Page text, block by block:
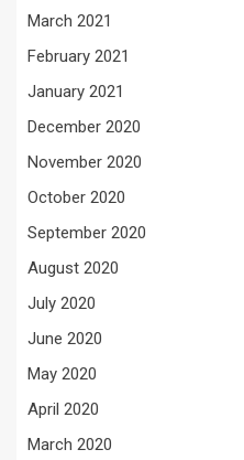
March 2021
February 2021
January 2021
December 2020
November 2020
October 2020
September 2020
August 2020
July 2020
June 2020
May 2020
April 2020
March 2020